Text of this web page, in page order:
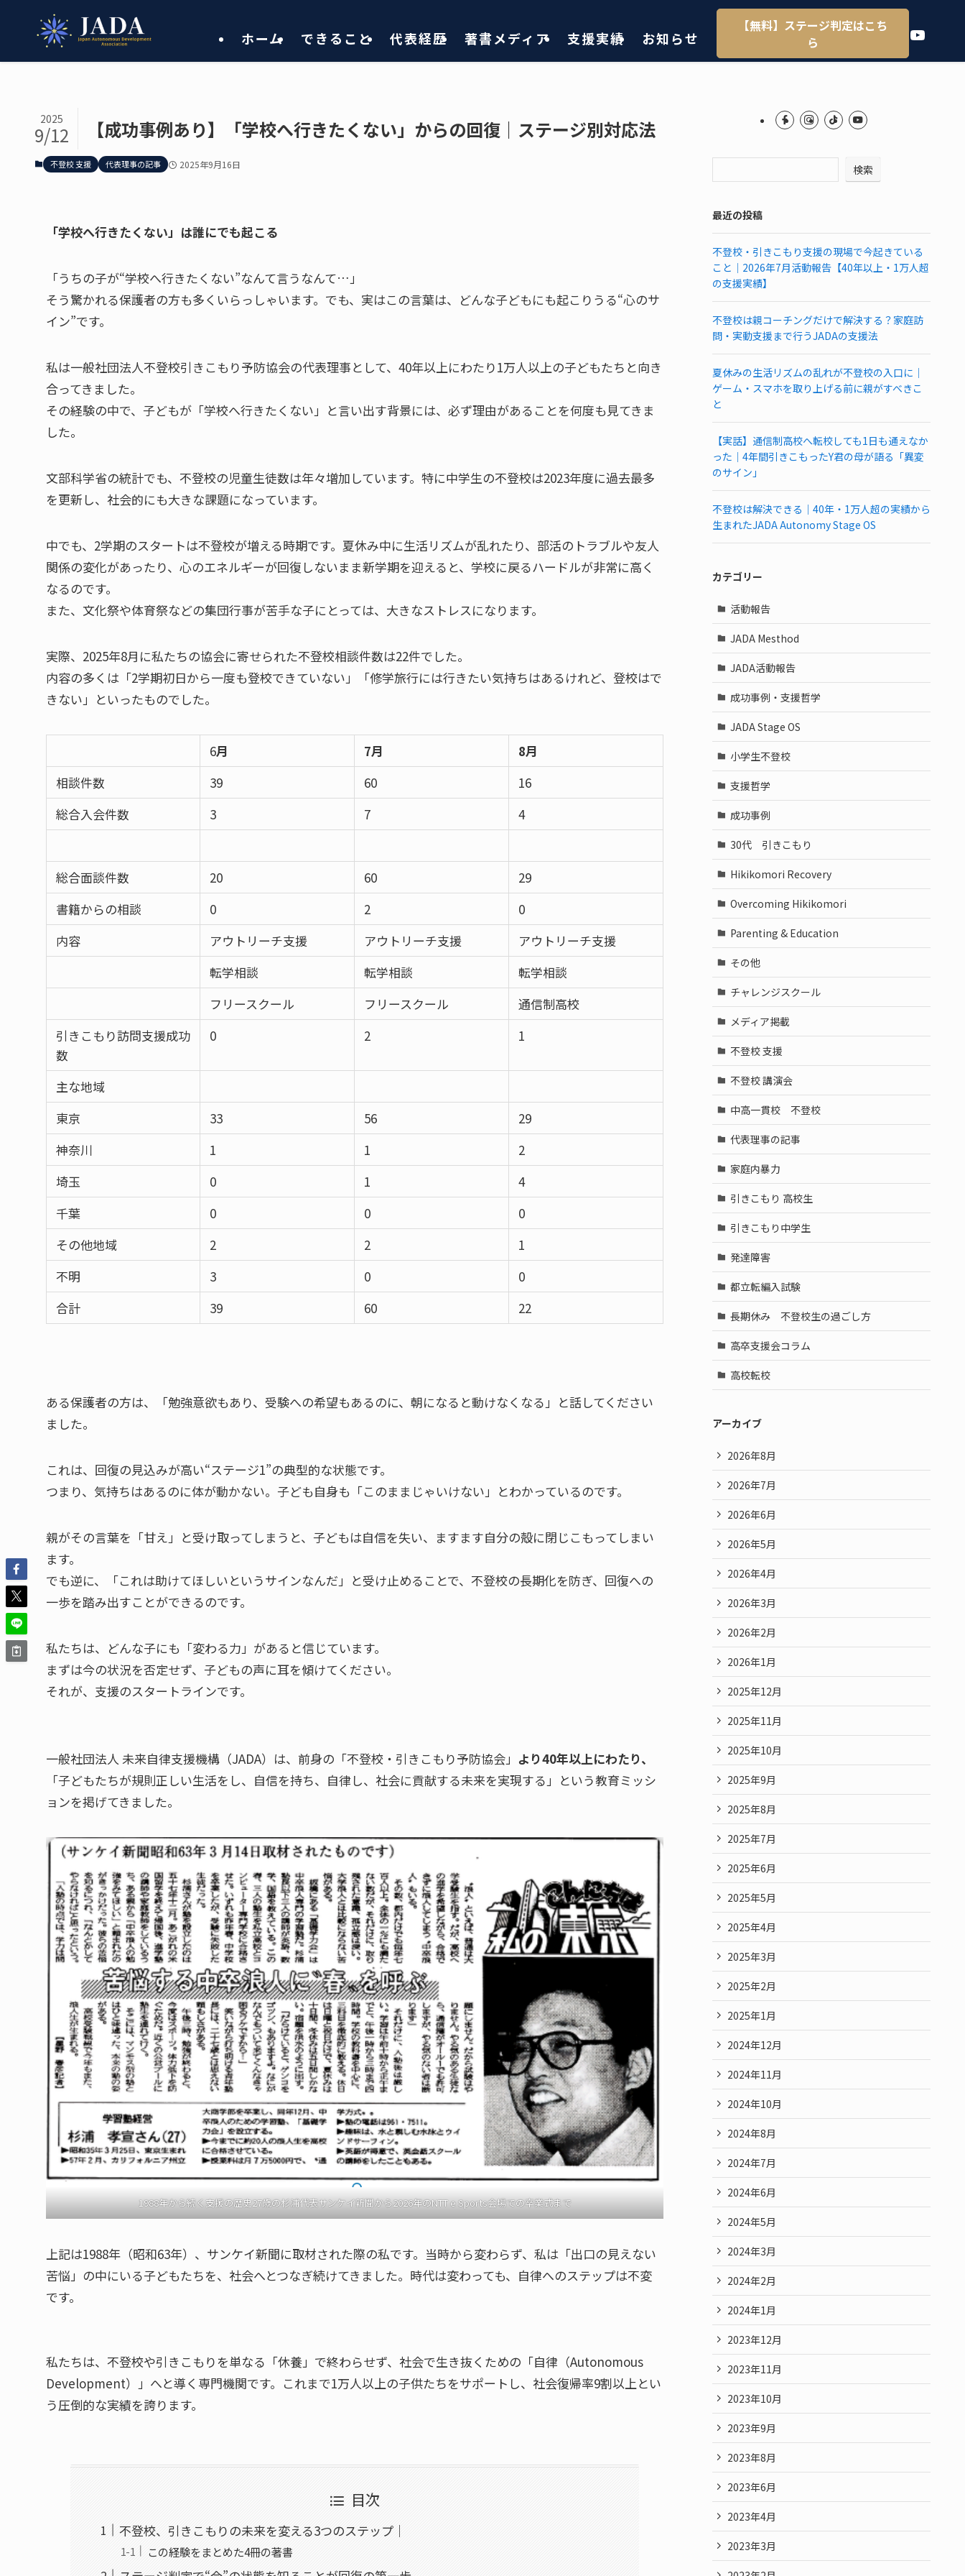
ホーム できること 代表経歴 著書メディア 支援実績 お知らせ
【無料】ステージ判定はこち
ら
YouTube
【成功事例あり】「学校へ行きたくない」からの回復｜ステージ別対応法
2025
9/12
不登校 支援 代表理事の記事 2025年9月16日
「学校へ行きたくない」は誰にでも起こる
「うちの子が“学校へ行きたくない”なんて言うなんて…」
そう驚かれる保護者の方も多くいらっしゃいます。でも、実はこの言葉は、どんな子どもにも起こりうる“心のサ
イン”です。
私は一般社団法人不登校引きこもり予防協会の代表理事として、40年以上にわたり1万人以上の子どもたちと向き
合ってきました。
その経験の中で、子どもが「学校へ行きたくない」と言い出す背景には、必ず理由があることを何度も見てきま
した。
文部科学省の統計でも、不登校の児童生徒数は年々増加しています。特に中学生の不登校は2023年度に過去最多
を更新し、社会的にも大きな課題になっています。
中でも、2学期のスタートは不登校が増える時期です。夏休み中に生活リズムが乱れたり、部活のトラブルや友人
関係の変化があったり、心のエネルギーが回復しないまま新学期を迎えると、学校に戻るハードルが非常に高く
なるのです。
また、文化祭や体育祭などの集団行事が苦手な子にとっては、大きなストレスになります。
実際、2025年8月に私たちの協会に寄せられた不登校相談件数は22件でした。
内容の多くは「2学期初日から一度も登校できていない」「修学旅行には行きたい気持ちはあるけれど、登校はで
きない」といったものでした。
6月 7月 8月
相談件数
39 60
16
総合入会件数
3 7 4
総合面談件数 20 60
29
書籍からの相談
0 2
0
内容
アウトリーチ支援 アウトリーチ支援
アウトリーチ支援
転学相談
転学相談
転学相談
フリースクール
フリースクール
通信制高校
引きこもり訪問支援成功
数
0 2 1
主な地域
東京
33 56
29
神奈川
1 1
2
埼玉
0 1
4
千葉
0 0
0
その他地域
2 2
1
不明
3 0
0
合計
39 60 22
ある保護者の方は、「勉強意欲もあり、受験への希望もあるのに、朝になると動けなくなる」と話してください
ました。
これは、回復の見込みが高い“ステージ1”の典型的な状態です。
つまり、気持ちはあるのに体が動かない。子ども自身も「このままじゃいけない」とわかっているのです。
親がその言葉を「甘え」と受け取ってしまうと、子どもは自信を失い、ますます自分の殻に閉じこもってしまい
ます。
でも逆に、「これは助けてほしいというサインなんだ」と受け止めることで、不登校の長期化を防ぎ、回復への
一歩を踏み出すことができるのです。
私たちは、どんな子にも「変わる力」があると信じています。
まずは今の状況を否定せず、子どもの声に耳を傾けてください。
それが、支援のスタートラインです。
一般社団法人 未来自律支援機構（JADA）は、前身の「不登校・引きこもり予防協会」 より40年以上にわたり、
「子どもたちが規則正しい生活をし、自信を持ち、自律し、社会に貢献する未来を実現する」という教育ミッシ
ョンを掲げてきました。
1988年から続く支援の歴史27歳の杉浦代表サンケイ新聞から2026年のNTT e Sports会場での卒業式まで
上記は1988年（昭和63年）、サンケイ新聞に取材された際の私です。当時から変わらず、私は「出口の見えない
苦悩」の中にいる子どもたちを、社会へとつなぎ続けてきました。時代は変わっても、自律へのステップは不変
です。
私たちは、不登校や引きこもりを単なる「休養」で終わらせず、社会で生き抜くための「自律（Autonomous
Development）」へと導く専門機関です。これまで1万人以上の子供たちをサポートし、社会復帰率9割以上とい
う圧倒的な実績を誇ります。
目次
不登校、引きこもりの未来を変える3つのステップ｜
この経験をまとめた4冊の著書
検索
最近の投稿
不登校・引きこもり支援の現場で今起きている
こと｜2026年7月活動報告【40年以上・1万人超
の支援実績】
不登校は親コーチングだけで解決する？家庭訪
問・実動支援まで行うJADAの支援法
夏休みの生活リズムの乱れが不登校の入口に｜
ゲーム・スマホを取り上げる前に親がすべきこ
と
【実話】通信制高校へ転校しても1日も通えなか
った｜4年間引きこもったY君の母が語る「異変
のサイン」
不登校は解決できる｜40年・1万人超の実績から
生まれたJADA Autonomy Stage OS
カテゴリー
活動報告
JADA Mesthod
JADA活動報告
成功事例・支援哲学
JADA Stage OS
小学生不登校
支援哲学
成功事例
30代 引きこもり
Hikikomori Recovery
Overcoming Hikikomori
Parenting & Education
その他
チャレンジスクール
メディア掲載
不登校 支援
不登校 講演会
中高一貫校 不登校
代表理事の記事
家庭内暴力
引きこもり 高校生
引きこもり中学生
発達障害
都立転編入試験
長期休み 不登校生の過ごし方
高卒支援会コラム
高校転校
アーカイブ
2026年8月
2026年7月
2026年6月
2026年5月
2026年4月
2026年3月
2026年2月
2026年1月
2025年12月
2025年11月
2025年10月
2025年9月
2025年8月
2025年7月
2025年6月
2025年5月
2025年4月
2025年3月
2025年2月
2025年1月
2024年12月
2024年11月
2024年10月
2024年8月
2024年7月
2024年6月
2024年5月
2024年3月
2024年2月
2024年1月
2023年12月
2023年11月
2023年10月
2023年9月
2023年8月
2023年6月
2023年4月
2023年3月